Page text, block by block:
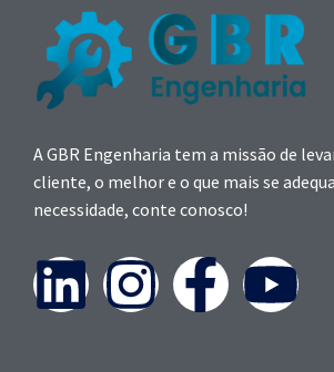
A GBR Engenharia tem a missão de
cliente, o melhor e o que mais se
necessidade, conte conosco!